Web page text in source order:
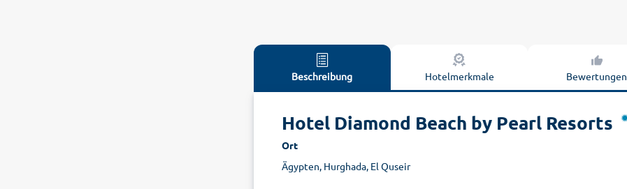
Beschreibung Hotelmerkmale Bewertungen
Hotel Diamond Beach by Pearl Resorts
Ort
Ägypten, Hurghada, El Quseir